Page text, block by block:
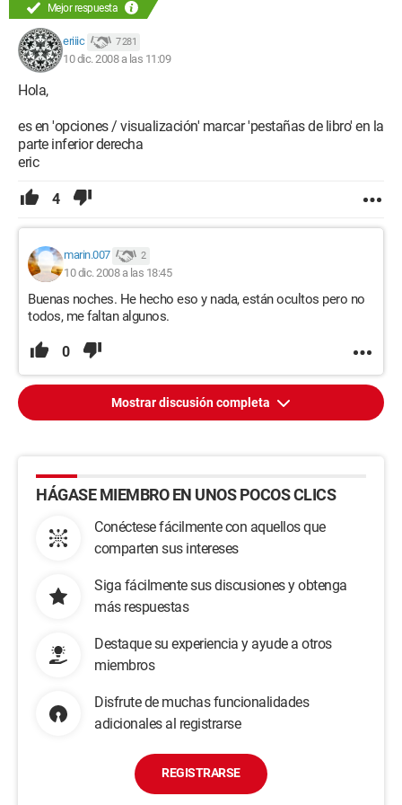
Mejor respuesta
eriiic 7 281
10 dic. 2008 a las 11:09
Hola,
es en 'opciones / visualización' marcar 'pestañas de libro' en la
parte inferior derecha
eric
4
marin.007 2
10 dic. 2008 a las 18:45
Buenas noches. He hecho eso y nada, están ocultos pero no
todos, me faltan algunos.
0
Mostrar discusión completa
HÁGASE MIEMBRO EN UNOS POCOS CLICS
Conéctese fácilmente con aquellos que
comparten sus intereses
Siga fácilmente sus discusiones y obtenga
más respuestas
Destaque su experiencia y ayude a otros
miembros
Disfrute de muchas funcionalidades
adicionales al registrarse
REGISTRARSE